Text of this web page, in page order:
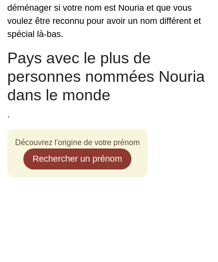
déménager si votre nom est Nouria et que vous
voulez être reconnu pour avoir un nom différent et
spécial là-bas.
Pays avec le plus de
personnes nommées Nouria
dans le monde
.
Découvrez l'origine de votre prénom
Rechercher un prénom